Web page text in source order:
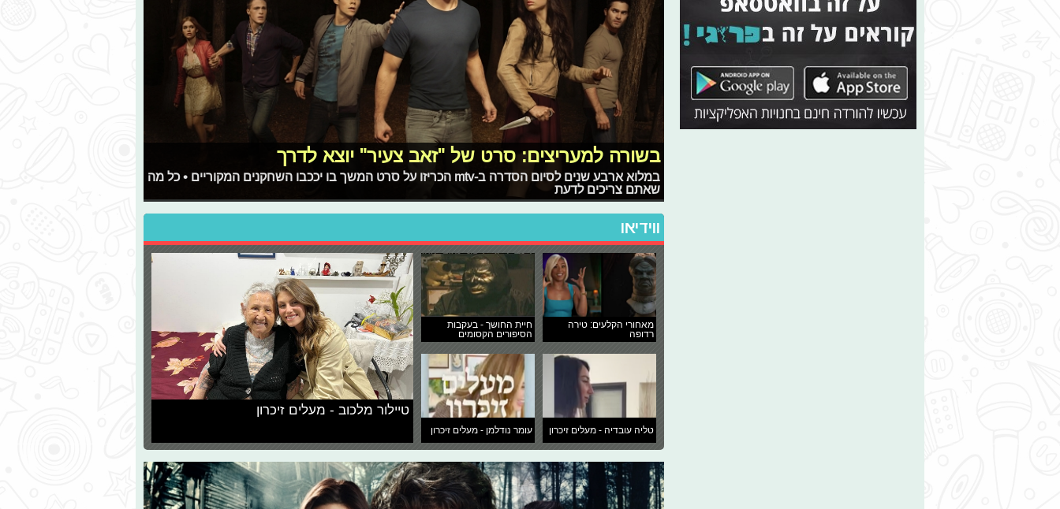
בשורה למעריצים: סרט של "זאב צעיר" יוצא לדרך
במלוא ארבע שנים לסיום הסדרה ב-mtv הכריזו על סרט המשך בו יככבו השחקנים המקוריים • כל מה
שאתם צריכים לדעת
ווידיאו
מאחורי הקלעים: טירה
רדופה
חיית החושך - בעקבות
הסיפורים הקסומים
טליה עובדיה - מעלים זיכרון עומר נודלמן - מעלים זיכרון
טיילור מלכוב - מעלים זיכרון